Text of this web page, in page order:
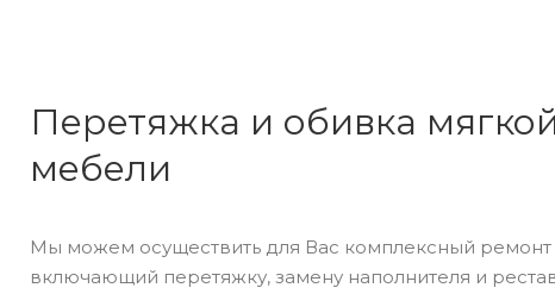
Перетяжка и обивка
мебели
Мы можем осуществить для Вас комплексный
включающий перетяжку, замену наполнителя и